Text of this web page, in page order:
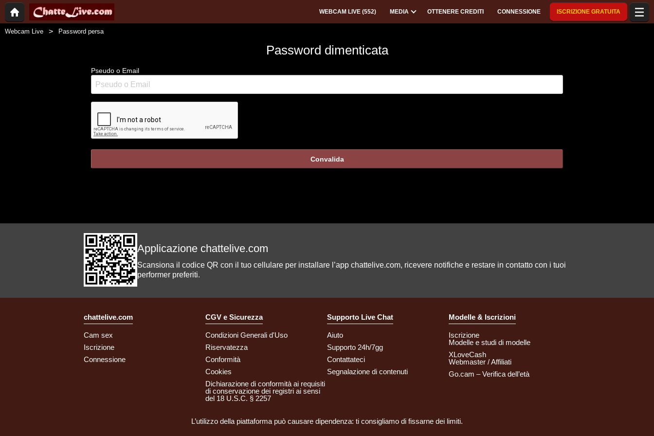
WEBCAM LIVE (552) MEDIA OTTENERE CREDITI CONNESSIONE ISCRIZIONE GRATUITA
Webcam Live Password persa
Password dimenticata
Pseudo o Email
Convalida
Applicazione chattelive.com
Scansiona il codice QR con il tuo cellulare per installare l’app chattelive.com, ricevere notifiche e restare in contatto con i tuoi
performer preferiti.
chattelive.com
Cam sex
Iscrizione
Connessione
CGV e Sicurezza
Condizioni Generali d'Uso
Riservatezza
Conformità
Cookies
Dichiarazione di conformità ai requisiti
di conservazione dei registri ai sensi
del 18 U.S.C. § 2257
Supporto Live Chat
Aiuto
Supporto 24h/7gg
Contattateci
Segnalazione di contenuti
Modelle & Iscrizioni
Iscrizione
Modelle e studi di modelle
XLoveCash
Webmaster / Affiliati
Go.cam – Verifica dell’età
L’utilizzo della piattaforma può causare dipendenza: ti consigliamo di fissarne dei limiti.